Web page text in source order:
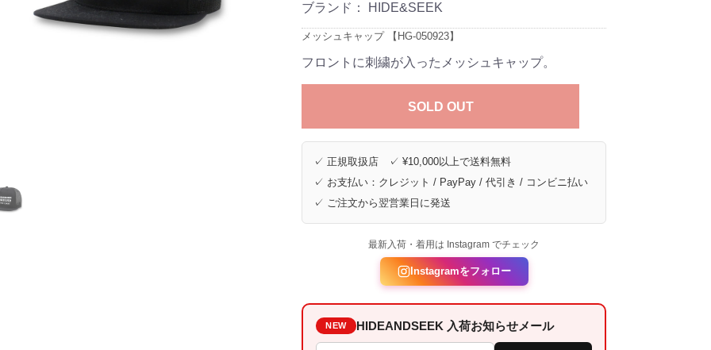
ブランド： HIDE&SEEK
メッシュキャップ 【HG-050923】
フロントに刺繍が入ったメッシュキャップ。
SOLD OUT
✓ 正規取扱店 ✓ ¥10,000以上で送料無料
✓ お支払い：クレジット / PayPay / 代引き / コンビニ払い
✓ ご注文から翌営業日に発送
最新入荷・着用は Instagram でチェック
Instagramをフォロー
NEW HIDEANDSEEK 入荷お知らせメール